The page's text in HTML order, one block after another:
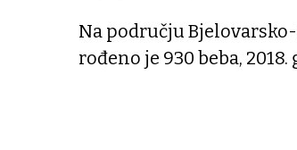
Na području
rođeno je 930 beba,